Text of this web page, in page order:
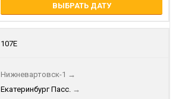
ВЫБРАТЬ ДАТУ
107Е
Нижневартовск-1 →
Екатеринбург Пасс. →